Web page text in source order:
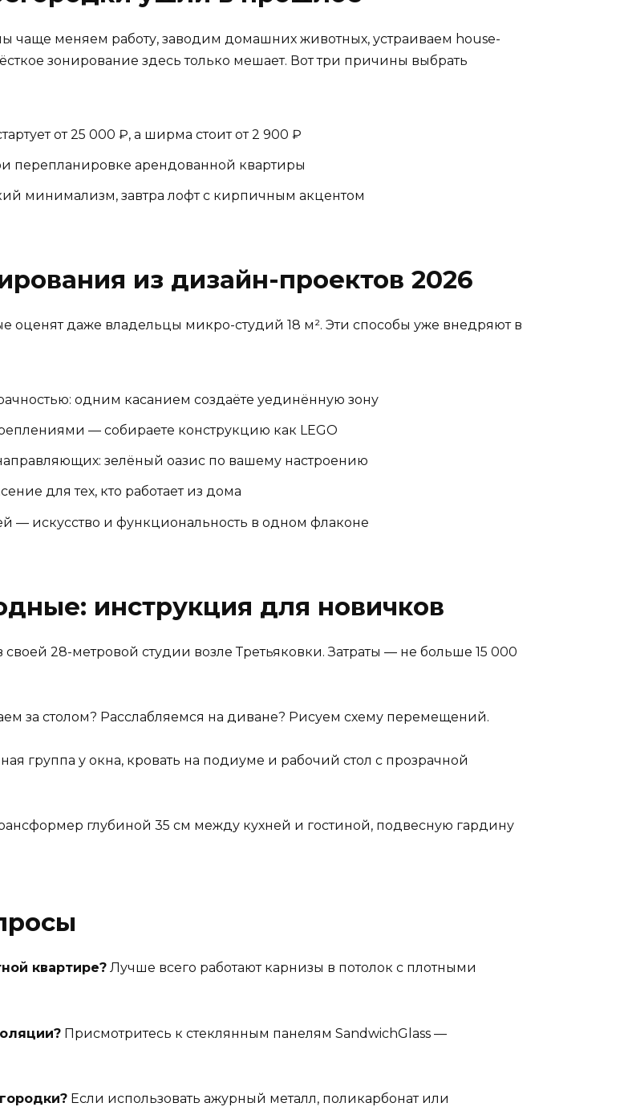
чаще меняем работу, заводим домашних животных, устраиваем house-
зонирование здесь только мешает. Вот три причины выбрать
от 25 000 ₽, а ширма стоит от 2 900 ₽
перепланировке арендованной квартиры
минимализм, завтра лофт с кирпичным акцентом
из дизайн-проектов 2026
оценят даже владельцы микро-студий 18 м². Эти способы уже внедряют в
одним касанием создаёте уединённую зону
— собираете конструкцию как LEGO
зелёный оазис по вашему настроению
для тех, кто работает из дома
— искусство и функциональность в одном флаконе
инструкция для новичков
28-метровой студии возле Третьяковки. Затраты — не больше 15 000
за столом? Расслабляемся на диване? Рисуем схему перемещений.
группа у окна, кровать на подиуме и рабочий стол с прозрачной
глубиной 35 см между кухней и гостиной, подвесную гардину
квартире? Лучше всего работают карнизы в потолок с плотными
Присмотритесь к стеклянным панелям SandwichGlass —
Если использовать ажурный металл, поликарбонат или